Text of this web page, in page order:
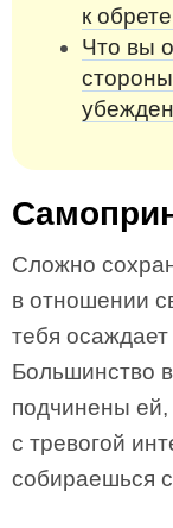
к
Что вы
Сложно
в отношении
тебя
Большинство
подчинены
с тревогой
собираешься